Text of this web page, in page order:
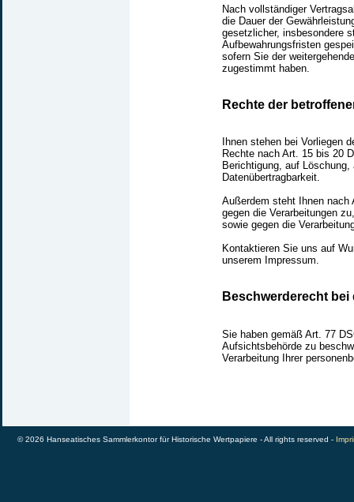
Nach vollständiger
die Dauer der
gesetzlicher, insbesondere
Aufbewahrungsfristen
sofern Sie der
zugestimmt haben.
Rechte der
Ihnen stehen bei Vorliegen
Rechte nach Art. 15 bis 20
Berichtigung, auf
Datenübertragbarkeit.
Außerdem steht Ihnen nach
gegen die Verarbeitungen
sowie gegen die
Kontaktieren Sie uns auf
unserem Impressum.
Beschwerderecht
Sie haben gemäß Art. 77
Aufsichtsbehörde zu
Verarbeitung Ihrer
© 2026 Hanseatisches Sammlerkontor für Historische Wertpapiere - All rights reserved -